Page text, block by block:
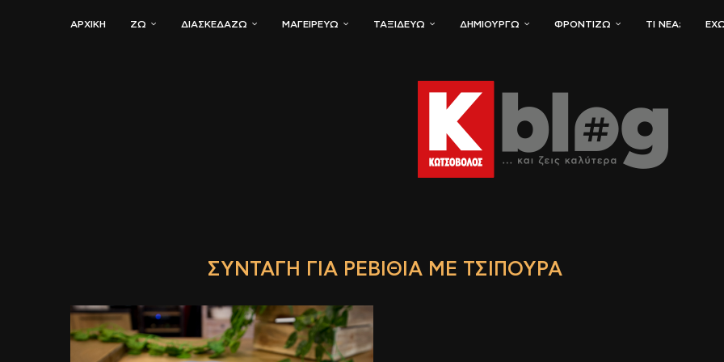
ΑΡΧΙΚΗ ΖΏ ΔΙΑΣΚΕΔΆΖΩ ΜΑΓΕΙΡΕΎΩ ΤΑΞΙΔΕΎΩ ΔΗΜΙΟΥΡΓΏ ΦΡΟΝΤΊΖΩ ΤΙ ΝΈΑ;
ΣΥΝΤΑΓΉ ΓΙΑ ΡΕΒΊΘΙΑ ΜΕ ΤΣΙΠΟΎΡΑ